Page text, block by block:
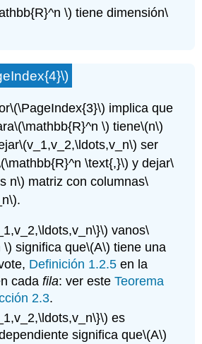
\) tiene dimensión\
\(\PageIndex{3}\) implica que
\(\mathbb{R}^n \) tiene\(n\)
\(v_1,v_2,\ldots,v_n\) ser
\text{,}\) y dejar\
n\) matriz con columnas\
.
vanos\
\) significa que\(A\) tiene una
Definición 1.2.5 en la
cadafila: ver esteTeorema
2.3.
es
significa que\(A\)